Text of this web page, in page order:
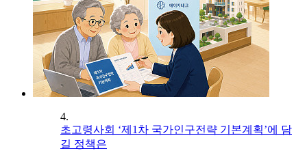
4.
초고령사회 ‘제1차 국가인구전략 기본계획’에 담
길 정책은